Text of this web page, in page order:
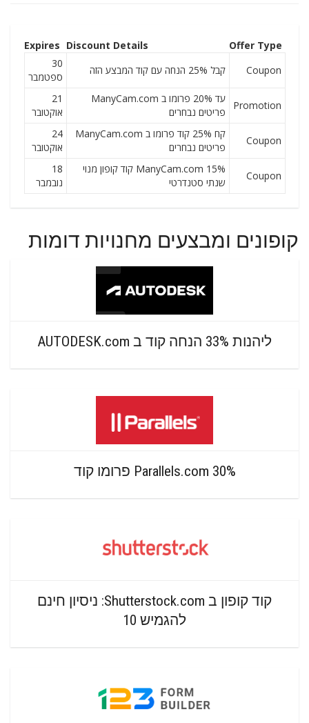
Offer Type
Discount Details
Expires
Coupon
קבל 25% הנחה עם קוד המבצע הזה
30
ספטמבר
Promotion
עד 20% פרומו ב ManyCam.com
פריטים נבחרים
21
אוקטובר
Coupon
קח 25% קוד פרומו ב ManyCam.com
פריטים נבחרים
24
אוקטובר
Coupon
ManyCam.com 15% קוד קופון מנוי
שנתי סטנדרטי
18
נובמבר
קופונים ומבצעים מחנויות דומות
ליהנות 33% הנחה קוד ב AUTODESK.com
Parallels.com 30% פרומו קוד
קוד קופון ב Shutterstock.com: ניסיון חינם
להגמיש 10